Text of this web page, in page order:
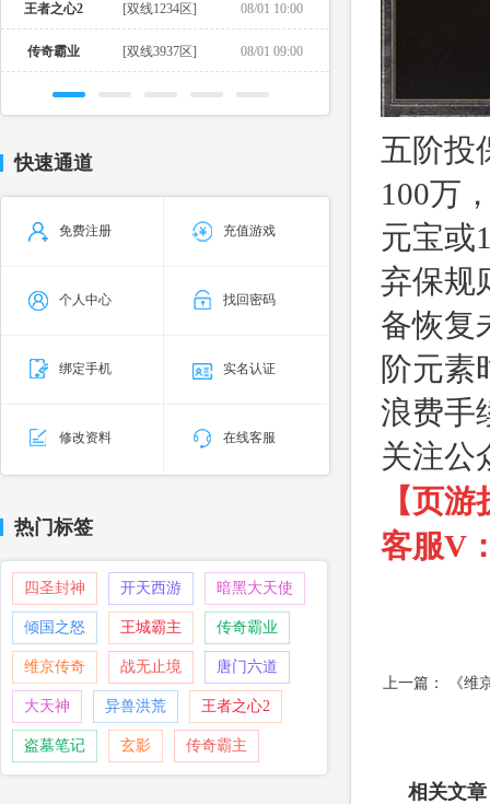
王者之心2 [双线1234区] 08/01 10:00
传奇霸业 [双线3937区] 08/01 09:00
快速通道
免费注册 充值游戏
个人中心 找回密码
绑定手机 实名认证
修改资料 在线客服
热门标签
四圣封神 开天西游 暗黑大天使
倾国之怒 王城霸主 传奇霸业
维京传奇 战无止境 唐门六道
大天神 异兽洪荒 王者之心2
盗墓笔记 玄影 传奇霸主
五阶投
100万
元宝或
弃保规
备恢复
阶元素
浪费手
关注公
【页
客服V
上一篇： 《维
相关文章